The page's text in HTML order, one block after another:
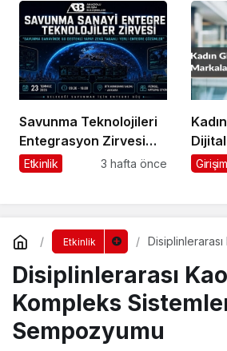
2026
Savunma Teknolojileri
Entegrasyon Zirvesi
Ankara’da
Etkinlik 3 hafta önce
Etkinlik
Disiplinlerarası
Kompleks
Sempozyumu